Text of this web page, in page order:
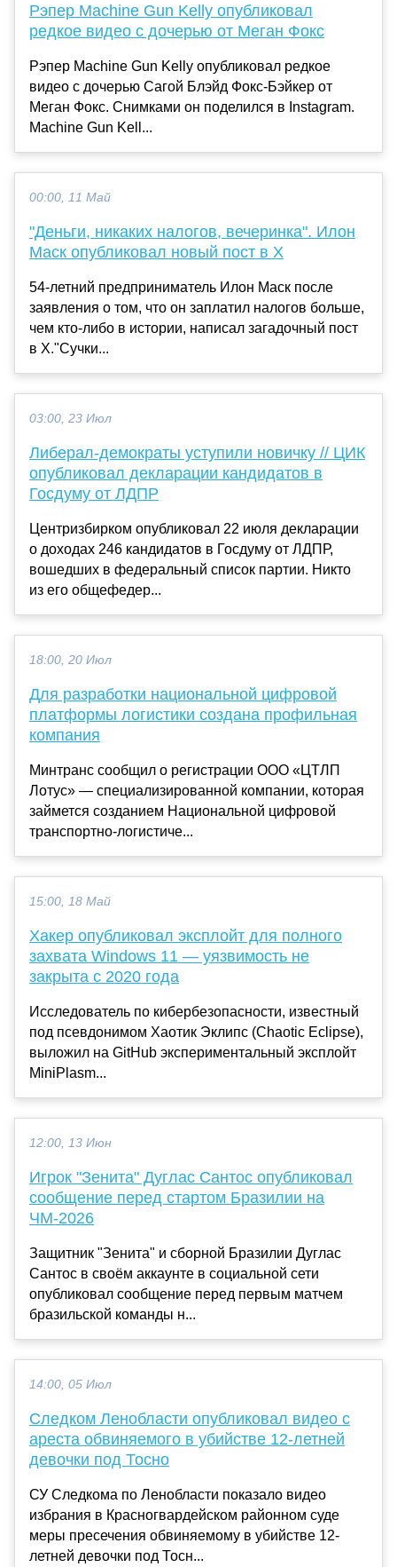
Рэпер Machine Gun Kelly опубликовал
редкое видео с дочерью от Меган Фокс
Рэпер Machine Gun Kelly опубликовал редкое
видео с дочерью Сагой Блэйд Фокс-Бэйкер от
Меган Фокс. Снимками он поделился в Instagram.
Machine Gun Kell...
00:00, 11 Май
"Деньги, никаких налогов, вечеринка". Илон
Маск опубликовал новый пост в X
54-летний предприниматель Илон Маск после
заявления о том, что он заплатил налогов больше,
чем кто-либо в истории, написал загадочный пост
в X."Сучки...
03:00, 23 Июл
Либерал-демократы уступили новичку // ЦИК
опубликовал декларации кандидатов в
Госдуму от ЛДПР
Центризбирком опубликовал 22 июля декларации
о доходах 246 кандидатов в Госдуму от ЛДПР,
вошедших в федеральный список партии. Никто
из его общефедер...
18:00, 20 Июл
Для разработки национальной цифровой
платформы логистики создана профильная
компания
Минтранс сообщил о регистрации ООО «ЦТЛП
Лотус» — специализированной компании, которая
займется созданием Национальной цифровой
транспортно-логистиче...
15:00, 18 Май
Хакер опубликовал эксплойт для полного
захвата Windows 11 — уязвимость не
закрыта с 2020 года
Исследователь по кибербезопасности, известный
под псевдонимом Хаотик Эклипс (Chaotic Eclipse),
выложил на GitHub экспериментальный эксплойт
MiniPlasm...
12:00, 13 Июн
Игрок "Зенита" Дуглас Сантос опубликовал
сообщение перед стартом Бразилии на
ЧМ-2026
Защитник "Зенита" и сборной Бразилии Дуглас
Сантос в своём аккаунте в социальной сети
опубликовал сообщение перед первым матчем
бразильской команды н...
14:00, 05 Июл
Следком Ленобласти опубликовал видео с
ареста обвиняемого в убийстве 12-летней
девочки под Тосно
СУ Следкома по Ленобласти показало видео
избрания в Красногвардейском районном суде
меры пресечения обвиняемому в убийстве 12-
летней девочки под Тосн...